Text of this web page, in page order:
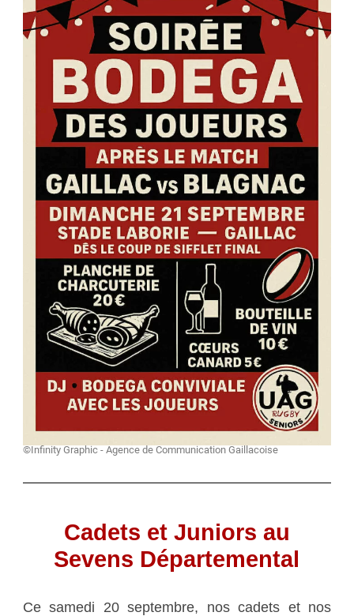
©Infinity Graphic - Agence de Communication Gaillacoise
Cadets et Juniors au
Sevens Départemental
Ce samedi 20 septembre, nos cadets et nos